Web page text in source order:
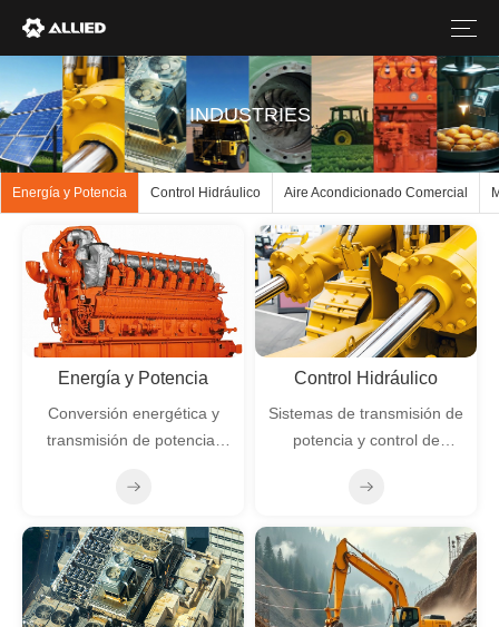
INDUSTRIES
Energía y Potencia Control Hidráulico Aire Acondicionado Comercial
Energía y Potencia
Conversión energética y
transmisión de potencia,
tradicionales y renovables
Control Hidráulico
Sistemas de transmisión de
potencia y control de